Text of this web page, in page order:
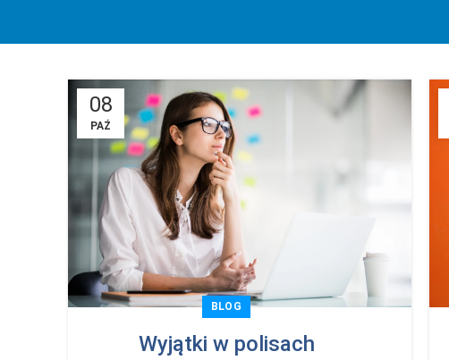
08
PAŹ
BLOG
Wyjątki w polisach